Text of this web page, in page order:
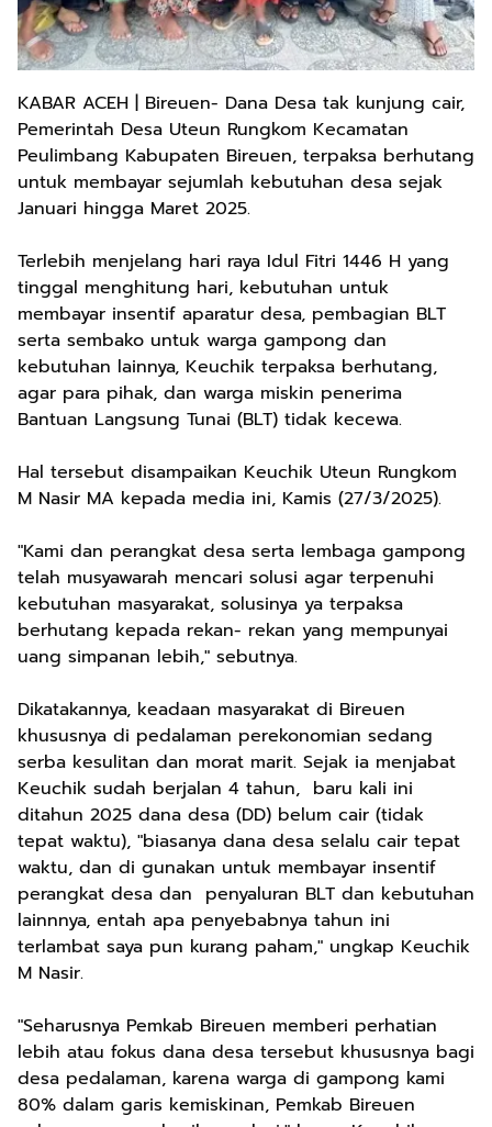
KABAR ACEH | Bireuen- Dana Desa tak kunjung cair,
Pemerintah Desa Uteun Rungkom Kecamatan
Peulimbang Kabupaten Bireuen, terpaksa berhutang
untuk membayar sejumlah kebutuhan desa sejak
Januari hingga Maret 2025.
Terlebih menjelang hari raya Idul Fitri 1446 H yang
tinggal menghitung hari, kebutuhan untuk
membayar insentif aparatur desa, pembagian BLT
serta sembako untuk warga gampong dan
kebutuhan lainnya, Keuchik terpaksa berhutang,
agar para pihak, dan warga miskin penerima
Bantuan Langsung Tunai (BLT) tidak kecewa.
Hal tersebut disampaikan Keuchik Uteun Rungkom
M Nasir MA kepada media ini, Kamis (27/3/2025).
"Kami dan perangkat desa serta lembaga gampong
telah musyawarah mencari solusi agar terpenuhi
kebutuhan masyarakat, solusinya ya terpaksa
berhutang kepada rekan- rekan yang mempunyai
uang simpanan lebih," sebutnya.
Dikatakannya, keadaan masyarakat di Bireuen
khususnya di pedalaman perekonomian sedang
serba kesulitan dan morat marit. Sejak ia menjabat
Keuchik sudah berjalan 4 tahun, baru kali ini
ditahun 2025 dana desa (DD) belum cair (tidak
tepat waktu), "biasanya dana desa selalu cair tepat
waktu, dan di gunakan untuk membayar insentif
perangkat desa dan penyaluran BLT dan kebutuhan
lainnnya, entah apa penyebabnya tahun ini
terlambat saya pun kurang paham," ungkap Keuchik
M Nasir.
"Seharusnya Pemkab Bireuen memberi perhatian
lebih atau fokus dana desa tersebut khususnya bagi
desa pedalaman, karena warga di gampong kami
80% dalam garis kemiskinan, Pemkab Bireuen